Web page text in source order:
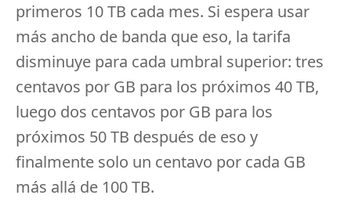
primeros 10 TB cada mes. Si espera usar
más ancho de banda que eso, la tarifa
disminuye para cada umbral superior: tres
centavos por GB para los próximos 40 TB,
luego dos centavos por GB para los
próximos 50 TB después de eso y
finalmente solo un centavo por cada GB
más allá de 100 TB.